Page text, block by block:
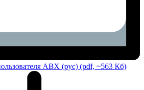
ABX (рус) (pdf, ~563 Кб)